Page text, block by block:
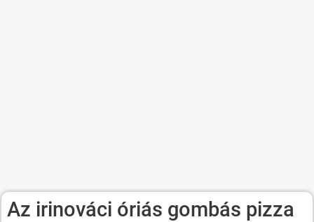
Az irinováci óriás gombás pizza